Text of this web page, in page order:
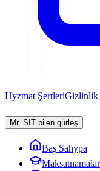
Hyzmat ŞertleriGizlinlik
Mr. SIT bilen gürleş
Baş Sahypa
Maksatnamalar